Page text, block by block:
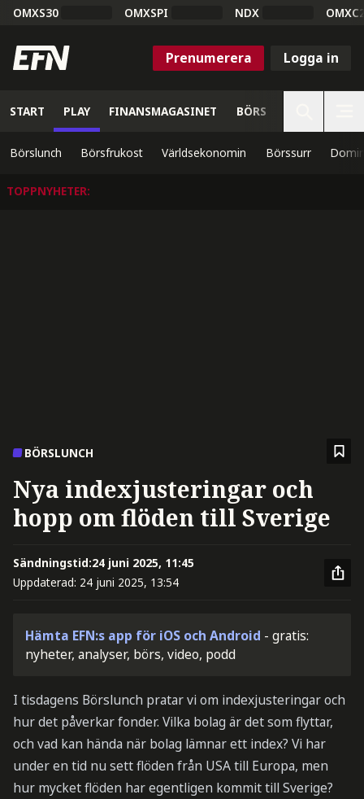
OMXS30 OMXSPI NDX
Prenumerera Logga in
START PLAY FINANSMAGASINET BÖRS
Börslunch Börsfrukost Världsekonomin Börssurr
TOPPNYHETER:
BÖRSLUNCH
Nya indexjusteringar och
hopp om flöden till Sverige
Sändningstid:24 juni 2025, 11:45
Uppdaterad: 24 juni 2025, 13:54
Hämta EFN:s app för iOS och Android - gratis:
nyheter, analyser, börs, video, podd
I tisdagens Börslunch pratar vi om indexjusteringar och
hur det påverkar fonder. Vilka bolag är det som flyttar,
och vad kan hända när bolag lämnar ett index? Vi har
under en tid nu sett flöden från USA till Europa, men
hur mycket flöden har egentligen kommit till Sverige?